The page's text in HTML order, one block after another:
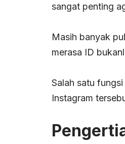
sangat penting
Masih banyak
merasa ID
Salah satu
Instagram